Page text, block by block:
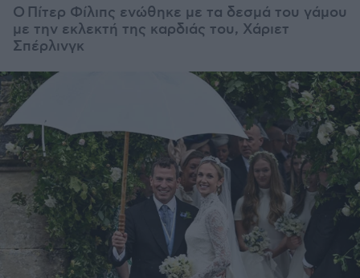
Ο Πίτερ Φίλιπς ενώθηκε με τα δεσμά του γάμου
με την εκλεκτή της καρδιάς του, Χάριετ
Σπέρλινγκ